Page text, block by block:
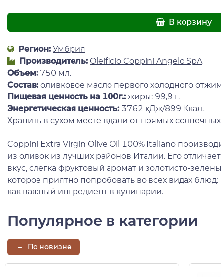
В корзину
Регион: Умбрия
Производитель: Oleificio Coppini Angelo SpA
Объем: 750 мл.
Состав: оливковое масло первого холодного
Пищевая ценность на 100г.: жиры: 99,9 г.
Энергетическая ценность: 3762 кДж/899 Ккал.
Хранить в сухом месте вдали от прямых
Coppini Extra Virgin Olive Oil 100% Italiano
из оливок из лучших районов Италии. Его
вкус, слегка фруктовый аромат и золотисто-
которое приятно попробовать во всех видах
как важный ингредиент в кулинарии.
Популярное в категории
По новизне